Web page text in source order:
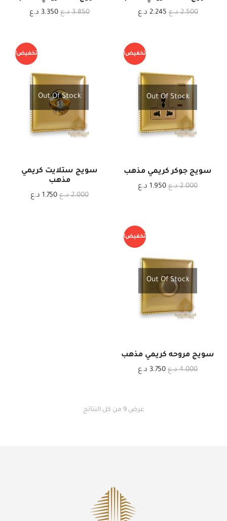
2.500 د.ع 2.245 د.ع 3.850 د.ع 3.350 د.ع
تخفيض!
Out Of Stock
سويج جوكر كريمي مذهب
2.000 د.ع 1.950 د.ع
تخفيض!
Out Of Stock
سويج ستلايت كريمي
مذهب
2.000 د.ع 1.750 د.ع
تخفيض!
Out Of Stock
سويج مروحه كريمي مذهب
4.000 د.ع 3.750 د.ع
عرض ⁦9⁩ من كل النتائج